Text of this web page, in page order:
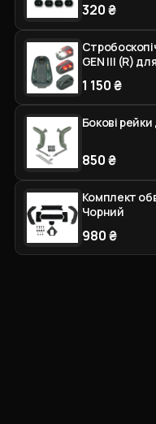
320 ₴
GEN III (R)
1 150 ₴
Бокові
850 ₴
Комплект
Чорний
980 ₴